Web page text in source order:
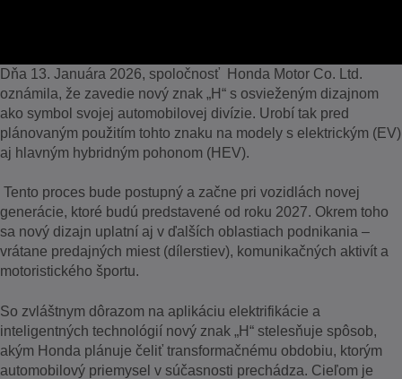
Dňa 13. Januára 2026, spoločnosť Honda Motor Co. Ltd.
oznámila, že zavedie nový znak „H“ s osvieženým dizajnom
ako symbol svojej automobilovej divízie. Urobí tak pred
plánovaným použitím tohto znaku na modely s elektrickým (EV)
aj hlavným hybridným pohonom (HEV).
Tento proces bude postupný a začne pri vozidlách novej
generácie, ktoré budú predstavené od roku 2027. Okrem toho
sa nový dizajn uplatní aj v ďalších oblastiach podnikania –
vrátane predajných miest (dílerstiev), komunikačných aktivít a
motoristického športu.
So zvláštnym dôrazom na aplikáciu elektrifikácie a
inteligentných technológií nový znak „H“ stelesňuje spôsob,
akým Honda plánuje čeliť transformačnému obdobiu, ktorým
automobilový priemysel v súčasnosti prechádza. Cieľom je